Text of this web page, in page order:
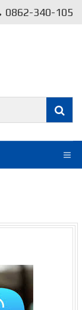
0862-340-105